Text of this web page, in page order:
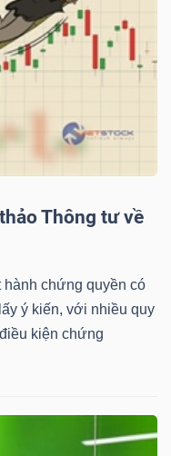
Thông tư về
chứng quyền có
ý kiến, với nhiều quy
kiện chứng